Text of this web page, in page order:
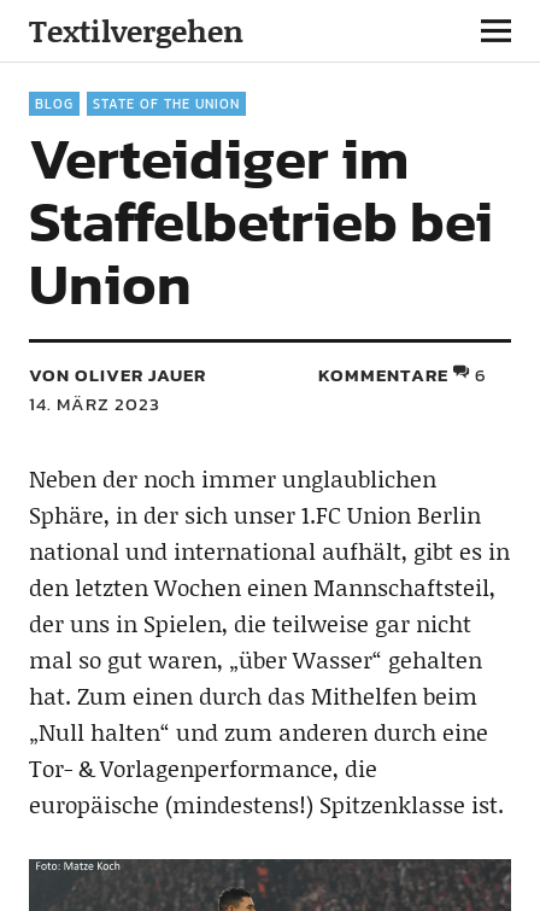
Textilvergehen
BLOG STATE OF THE UNION
Verteidiger im
Staffelbetrieb bei
Union
VON OLIVER JAUER
14. MÄRZ 2023
KOMMENTARE 6
Neben der noch immer unglaublichen
Sphäre, in der sich unser 1.FC Union Berlin
national und international aufhält, gibt es in
den letzten Wochen einen Mannschaftsteil,
der uns in Spielen, die teilweise gar nicht
mal so gut waren, „über Wasser“ gehalten
hat. Zum einen durch das Mithelfen beim
„Null halten“ und zum anderen durch eine
Tor- & Vorlagenperformance, die
europäische (mindestens!) Spitzenklasse ist.